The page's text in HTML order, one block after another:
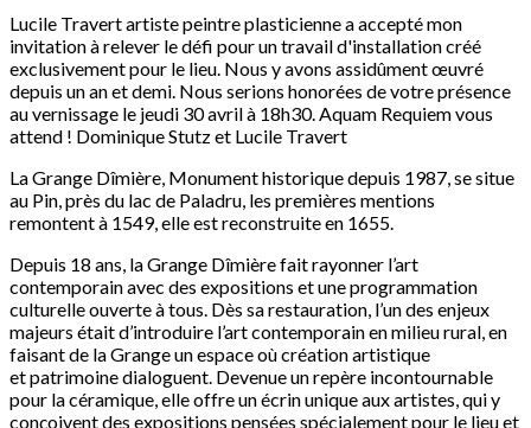
Lucile Travert artiste peintre plasticienne a accepté mon
invitation à relever le défi pour un travail d'installation créé
exclusivement pour le lieu. Nous y avons assidûment œuvré
depuis un an et demi. Nous serions honorées de votre présence
au vernissage le jeudi 30 avril à 18h30. Aquam Requiem vous
attend ! Dominique Stutz et Lucile Travert
La Grange Dîmière, Monument historique depuis 1987, se situe
au Pin, près du lac de Paladru, les premières mentions
remontent à 1549, elle est reconstruite en 1655.
Depuis 18 ans, la Grange Dîmière fait rayonner l’art
contemporain avec des expositions et une programmation
culturelle ouverte à tous. Dès sa restauration, l’un des enjeux
majeurs était d’introduire l’art contemporain en milieu rural, en
faisant de la Grange un espace où création artistique
et patrimoine dialoguent. Devenue un repère incontournable
pour la céramique, elle offre un écrin unique aux artistes, qui y
conçoivent des expositions pensées spécialement pour le lieu et